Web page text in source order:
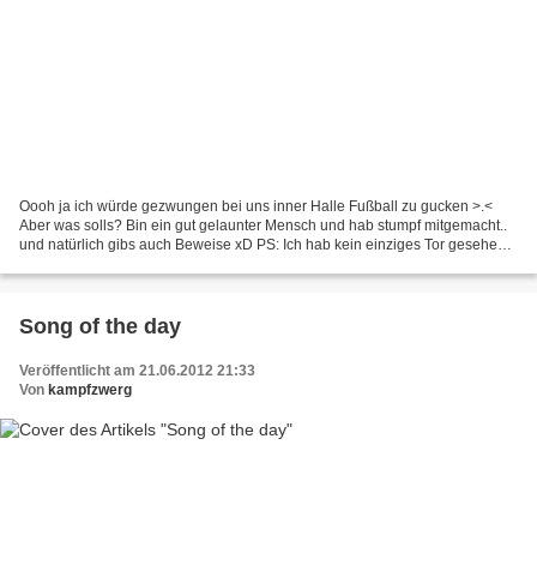
Oooh ja ich würde gezwungen bei uns inner Halle Fußball zu gucken >.<
Aber was solls? Bin ein gut gelaunter Mensch und hab stumpf mitgemacht..
und natürlich gibs auch Beweise xD PS: Ich hab kein einziges Tor gesehen
Song of the day
Veröffentlicht am 21.06.2012 21:33
Von kampfzwerg